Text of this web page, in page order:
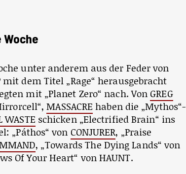
unter anderem aus der Feder von
mit dem Titel „Rage“ herausgebracht
mit „Planet Zero“ nach. Von GREG
MASSACRE haben die „Mythos“-
WASTE schicken „Electrified Brain“ ins
„Páthos“ von CONJURER, „Praise
, „Towards The Dying Lands“ von
Of Your Heart“ von HAUNT.